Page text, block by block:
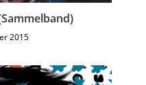
2015